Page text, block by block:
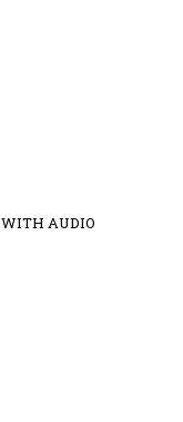
WITH AUDIO